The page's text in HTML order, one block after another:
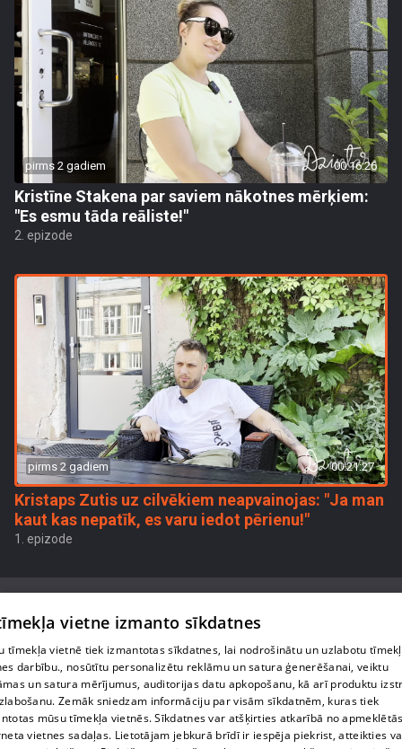
pirms 2 gadiem 00:16:26
Kristīne Stakena par saviem nākotnes mērķiem:
"Es esmu tāda reāliste!"
2. epizode
pirms 2 gadiem 00:21:27
Kristaps Zutis uz cilvēkiem neapvainojas: "Ja man
kaut kas nepatīk, es varu iedot pērienu!"
1. epizode
Par mums
Privātuma politika
Sīkdatnes
vietne izmanto sīkdatnes
tīmekļa vietnē tiek izmantotas sīkdatnes, lai nodrošinātu un uzlabotu
darbību., nosūtītu personalizētu reklāmu un satura ģenerēšanai, veiktu
un satura mērījumus, auditorijas datu apkopošanu, kā arī produktu
Zemāk sniedzam informāciju par visām sīkdatnēm, kuras tiek
mūsu tīmekļa vietnēs. Sīkdatnes var atšķirties atkarībā no
vietnes sadaļas. Lietotājam jebkurā brīdī ir iespēja piekrist, atteikties